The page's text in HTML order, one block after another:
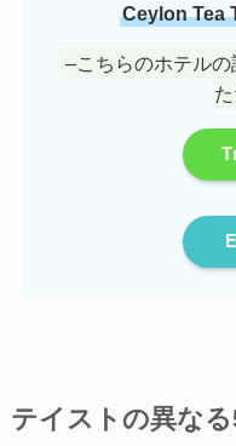
Ceylon Tea
–こちらのホテル
テイストの異な